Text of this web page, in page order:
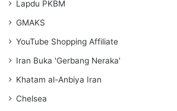
Lapdu PKBM
GMAKS
YouTube Shopping Affiliate
Iran Buka 'Gerbang Neraka'
Khatam al-Anbiya Iran
Chelsea